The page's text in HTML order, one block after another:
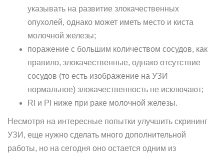
указывать на развитие злокачественных
опухолей, однако может иметь место и киста
молочной железы;
поражение с большим количеством сосудов, как
правило, злокачественные, однако отсутствие
сосудов (то есть изображение на УЗИ
нормальное) злокачественность не исключают;
RI и PI ниже при раке молочной железы.
Несмотря на интересные попытки улучшить скрининг
УЗИ, еще нужно сделать много дополнительной
работы, но на сегодня оно остается одним из